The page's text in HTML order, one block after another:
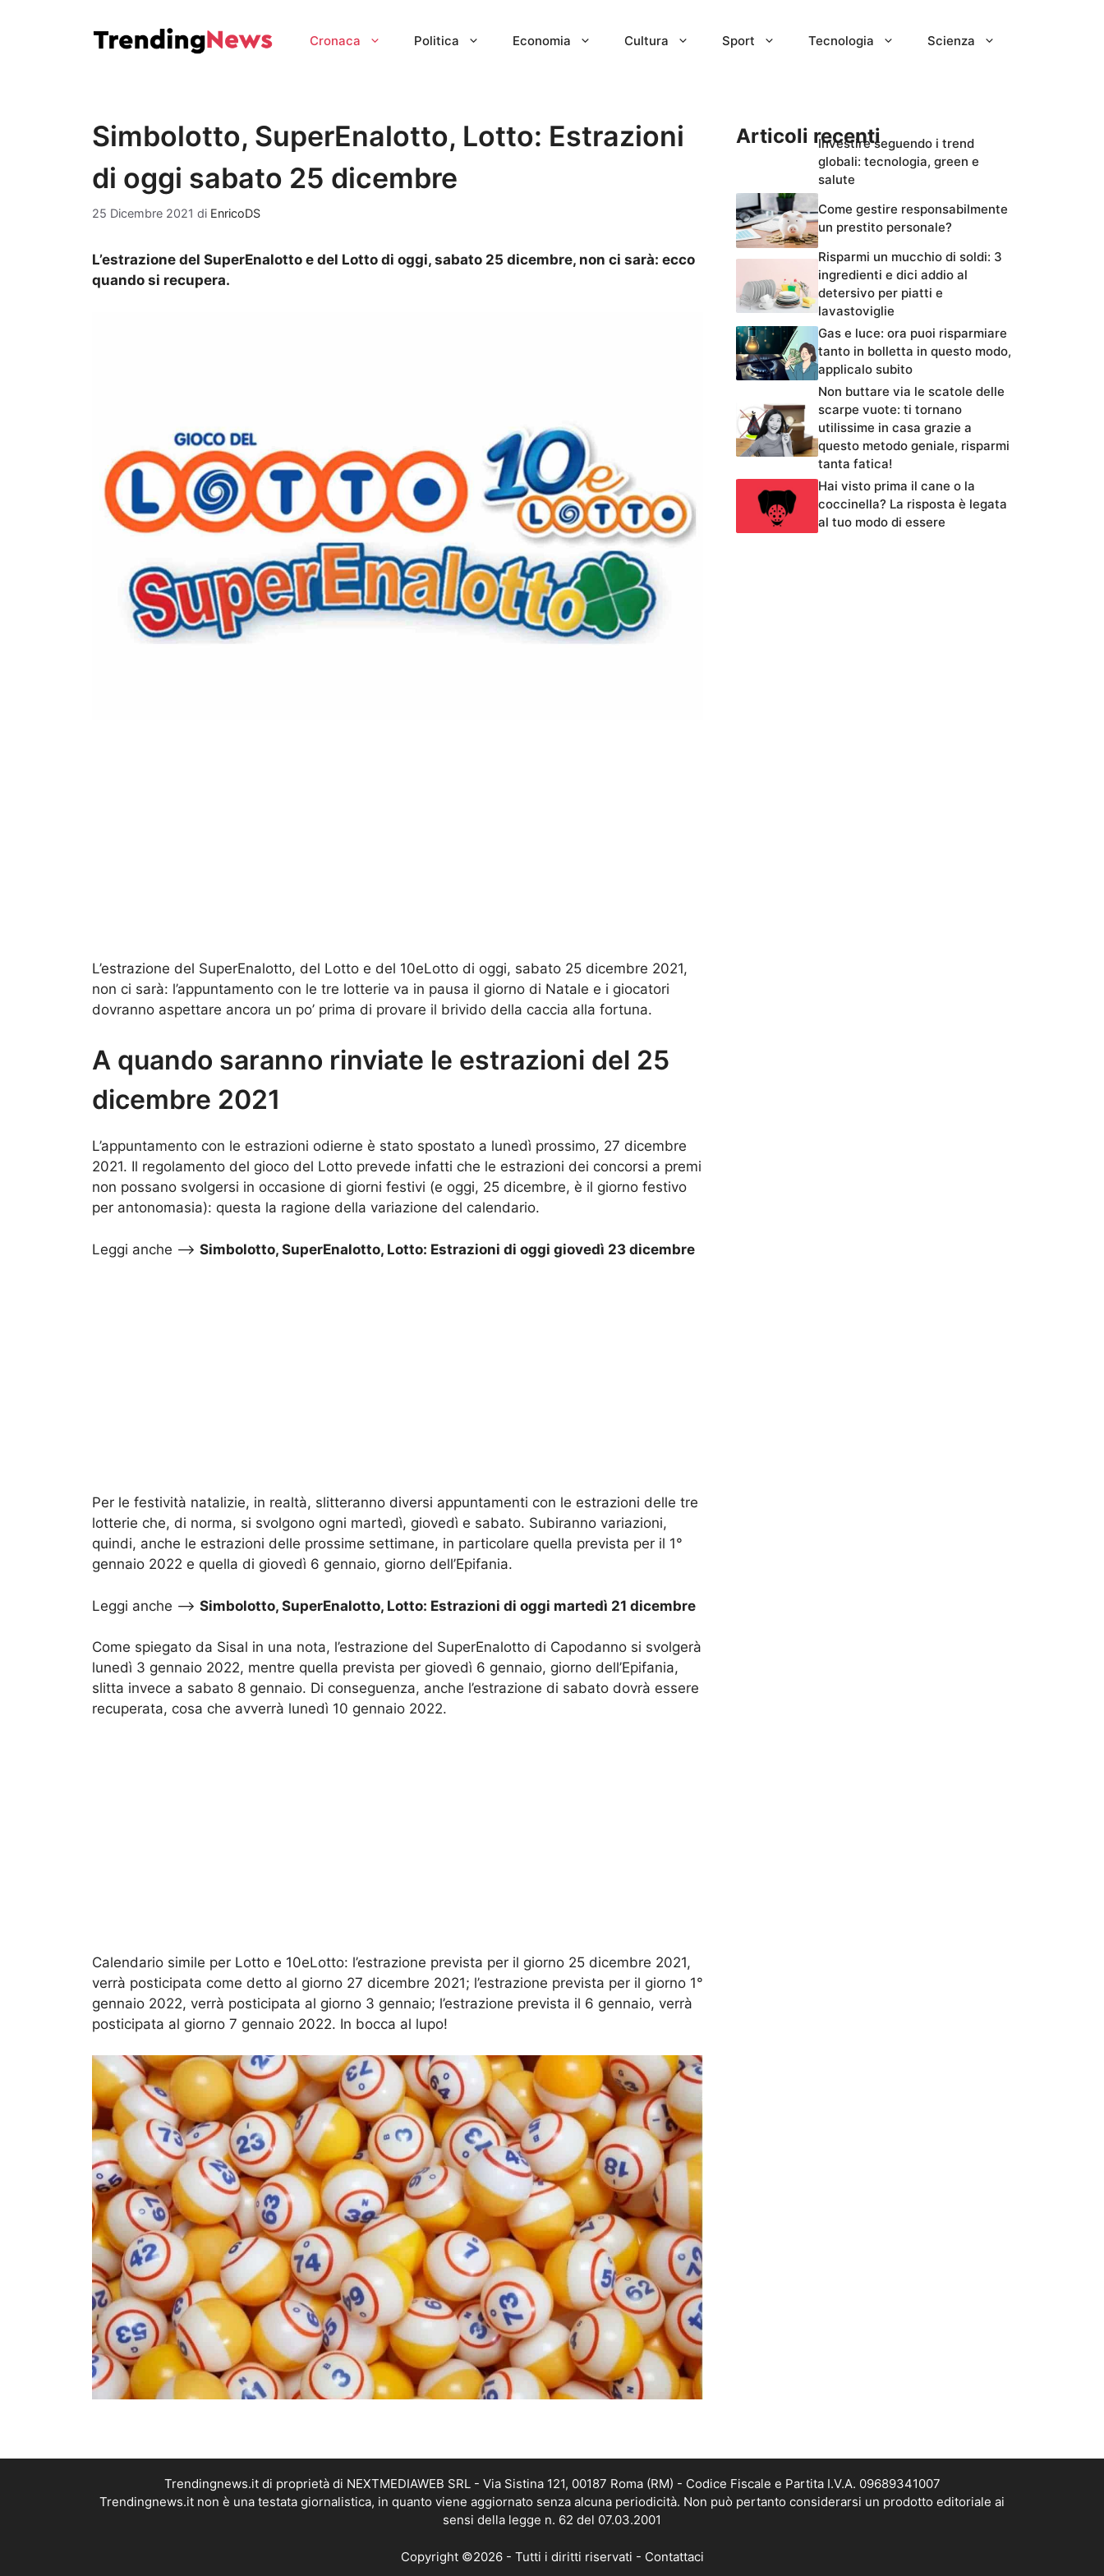
Cronaca Politica Economia Cultura Sport Tecnologia Scienza
Simbolotto, SuperEnalotto, Lotto: Estrazioni
di oggi sabato 25 dicembre
25 Dicembre 2021 di EnricoDS
L’estrazione del SuperEnalotto e del Lotto di oggi, sabato 25 dicembre, non ci sarà: ecco
quando si recupera.
L’estrazione del SuperEnalotto, del Lotto e del 10eLotto di oggi, sabato 25 dicembre 2021,
non ci sarà: l’appuntamento con le tre lotterie va in pausa il giorno di Natale e i giocatori
dovranno aspettare ancora un po’ prima di provare il brivido della caccia alla fortuna.
A quando saranno rinviate le estrazioni del 25
dicembre 2021
L’appuntamento con le estrazioni odierne è stato spostato a lunedì prossimo, 27 dicembre
2021. Il regolamento del gioco del Lotto prevede infatti che le estrazioni dei concorsi a premi
non possano svolgersi in occasione di giorni festivi (e oggi, 25 dicembre, è il giorno festivo
per antonomasia): questa la ragione della variazione del calendario.
Leggi anche –> Simbolotto, SuperEnalotto, Lotto: Estrazioni di oggi giovedì 23 dicembre
Per le festività natalizie, in realtà, slitteranno diversi appuntamenti con le estrazioni delle tre
lotterie che, di norma, si svolgono ogni martedì, giovedì e sabato. Subiranno variazioni,
quindi, anche le estrazioni delle prossime settimane, in particolare quella prevista per il 1°
gennaio 2022 e quella di giovedì 6 gennaio, giorno dell’Epifania.
Leggi anche –> Simbolotto, SuperEnalotto, Lotto: Estrazioni di oggi martedì 21 dicembre
Come spiegato da Sisal in una nota, l’estrazione del SuperEnalotto di Capodanno si svolgerà
lunedì 3 gennaio 2022, mentre quella prevista per giovedì 6 gennaio, giorno dell’Epifania,
slitta invece a sabato 8 gennaio. Di conseguenza, anche l’estrazione di sabato dovrà essere
recuperata, cosa che avverrà lunedì 10 gennaio 2022.
Calendario simile per Lotto e 10eLotto: l’estrazione prevista per il giorno 25 dicembre 2021,
verrà posticipata come detto al giorno 27 dicembre 2021; l’estrazione prevista per il giorno 1°
gennaio 2022, verrà posticipata al giorno 3 gennaio; l’estrazione prevista il 6 gennaio, verrà
posticipata al giorno 7 gennaio 2022. In bocca al lupo!
Articoli recentiInvestire seguendo i trend
globali: tecnologia, green e
salute
Come gestire responsabilmente
un prestito personale?
Risparmi un mucchio di soldi: 3
ingredienti e dici addio al
detersivo per piatti e
lavastoviglie
Gas e luce: ora puoi risparmiare
tanto in bolletta in questo modo,
applicalo subito
Non buttare via le scatole delle
scarpe vuote: ti tornano
utilissime in casa grazie a
questo metodo geniale, risparmi
tanta fatica!
Hai visto prima il cane o la
coccinella? La risposta è legata
al tuo modo di essere
Trendingnews.it di proprietà di NEXTMEDIAWEB SRL - Via Sistina 121, 00187 Roma (RM) - Codice Fiscale e Partita I.V.A. 09689341007
Trendingnews.it non è una testata giornalistica, in quanto viene aggiornato senza alcuna periodicità. Non può pertanto considerarsi un prodotto editoriale ai
sensi della legge n. 62 del 07.03.2001
Copyright ©2026 - Tutti i diritti riservati - Contattaci